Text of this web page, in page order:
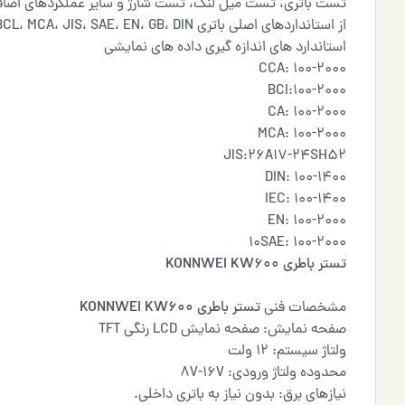
تست باتری، تست میل لنگ، تست شارژ و سایر عملکردهای
از استانداردهای اصلی باتری CA، CCA، BCL، MCA، JIS، SAE، EN، GB، DIN و IEC پشتیبانی می شوند.
استاندارد های اندازه گیری داده های نمایشی
CCA: 100-2000
BCI:100-2000
CA: 100-2000
MCA: 100-2000
JIS:26A17-24SH52
DIN: 100-1400
IEC: 100-1400
EN: 100-2000
10SAE: 100-2000
تستر باطری KONNWEI KW600
مشخصات فنیتستر باطری KONNWEI KW600
صفحه نمایش: صفحه نمایش LCD رنگی TFT
ولتاژ سیستم: 12 ولت
محدوده ولتاژ ورودی: 8V-16V
نیازهای برق: بدون نیاز به باتری داخلی.